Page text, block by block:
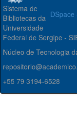
DSpace
Sistema de
Bibliotecas da
Universidade
Federal de Sergipe -
Núcleo de Tecnologia
+55 79 3194-6528